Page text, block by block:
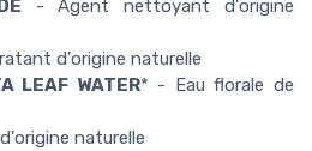
- Agent nettoyant d'origine
d'origine naturelle
LEAF WATER* - Eau florale de
naturelle